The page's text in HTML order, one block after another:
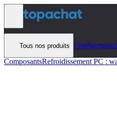
Aller au contenu
Tous nos produits Configomatic
ComposantsRefroidissement PC :